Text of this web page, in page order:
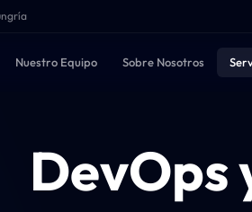
Nuestro Equipo Sobre Nosotros
DevOps